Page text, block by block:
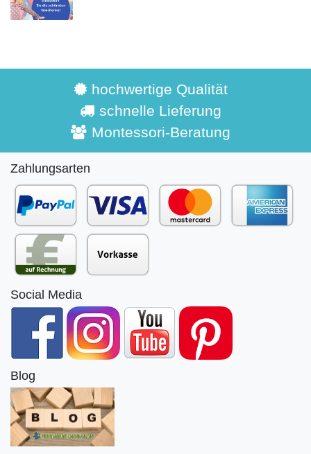
hochwertige Qualität
schnelle Lieferung
Montessori-Beratung
Zahlungsarten
Social Media
Blog